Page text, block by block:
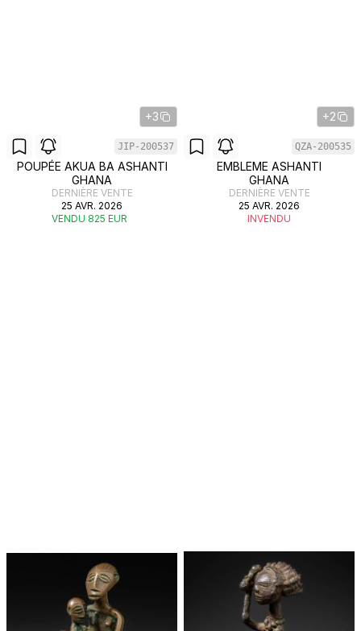
+3
JIP-200537
POUPÉE AKUA BA ASHANTI
GHANA
DERNIÈRE VENTE
25 AVR. 2026
VENDU 825 EUR
+2
QZA-200535
EMBLEME ASHANTI
GHANA
DERNIÈRE VENTE
25 AVR. 2026
INVENDU